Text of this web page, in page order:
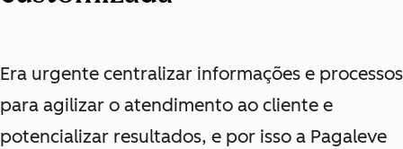
Era urgente centralizar informações e processos
para agilizar o atendimento ao cliente e
potencializar resultados, e por isso a Pagaleve